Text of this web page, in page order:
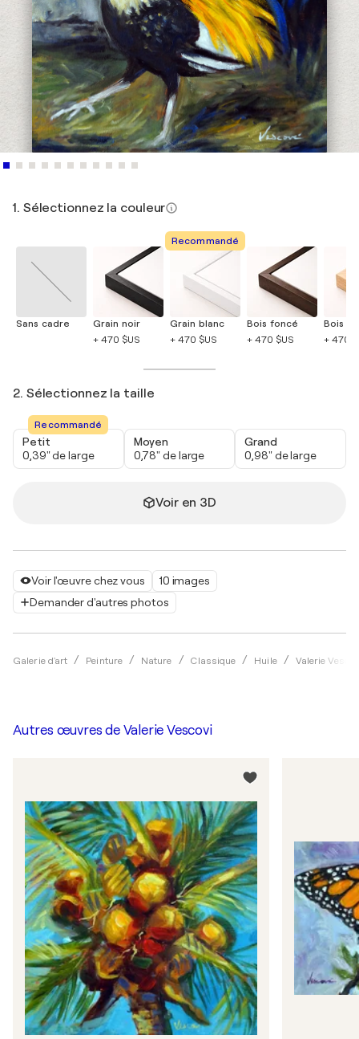
Voir l'œuvre chez vous
10 images
Demander d'autres photos
Galerie d'art Peinture Nature Classique Huile Valerie
1. Sélectionnez la couleur
Sans cadre
Grain noir
+ 470 $US
Recommandé
Grain blanc
+ 470 $US
Bois foncé
+ 470 $US
Bois
+ 470
2. Sélectionnez la taille
Recommandé
Petit
0,39" de large
Moyen
0,78" de large
Grand
0,98" de large
Voir en 3D
Autres œuvres de Valerie Vescovi